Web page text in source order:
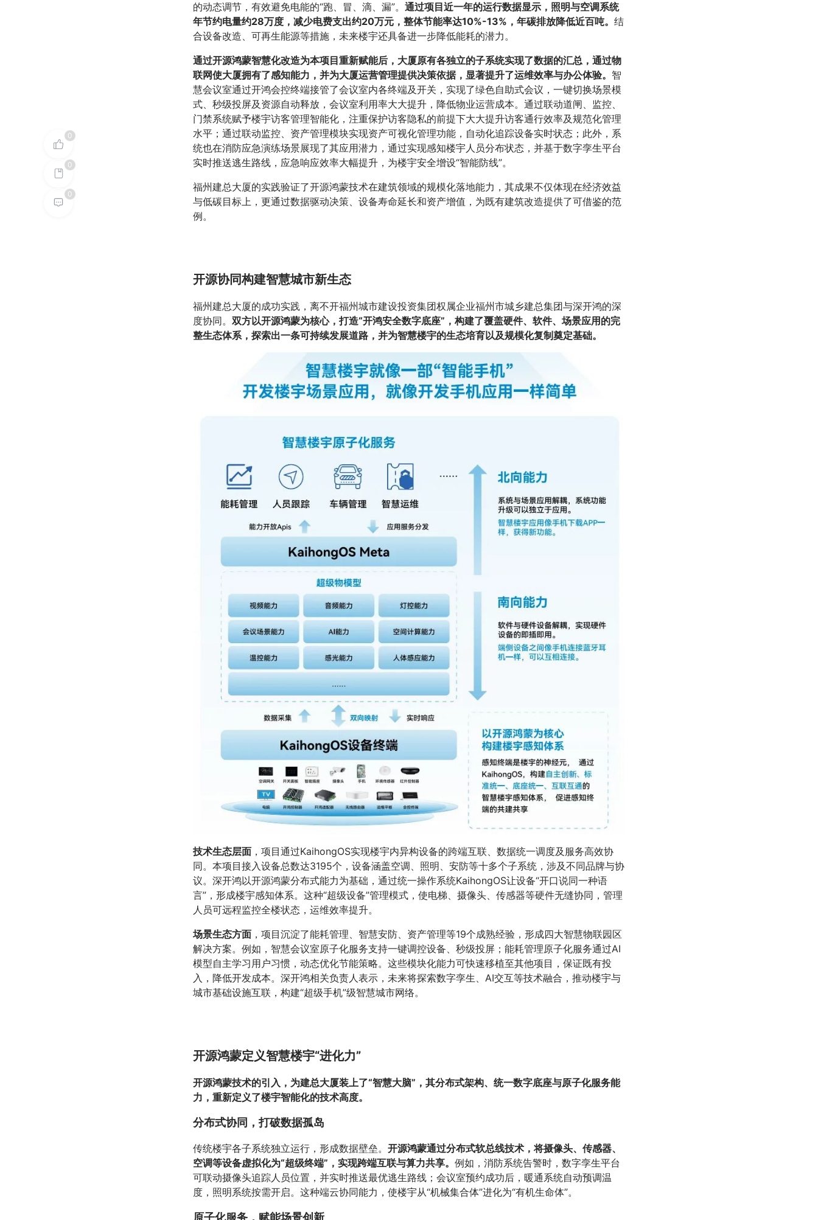
0
0
0
的动态调节，有效避免电能的“跑、冒、滴、漏”。 通过项目近一年的运行数据显示，照明与空调系统
年节约电量约28万度，减少电费支出约20万元，整体节能率达10%-13%，年碳排放降低近百吨。 结
合设备改造、可再生能源等措施，未来楼宇还具备进一步降低能耗的潜力。
通过开源鸿蒙智慧化改造为本项目重新赋能后，大厦原有各独立的子系统实现了数据的汇总，通过物
联网使大厦拥有了感知能力，并为大厦运营管理提供决策依据，显著提升了运维效率与办公体验。 智
慧会议室通过开鸿会控终端接管了会议室内各终端及开关，实现了绿色自助式会议，一键切换场景模
式、秒级投屏及资源自动释放，会议室利用率大大提升，降低物业运营成本。通过联动道闸、监控、
门禁系统赋予楼宇访客管理智能化，注重保护访客隐私的前提下大大提升访客通行效率及规范化管理
水平；通过联动监控、资产管理模块实现资产可视化管理功能，自动化追踪设备实时状态；此外，系
统也在消防应急演练场景展现了其应用潜力，通过实现感知楼宇人员分布状态，并基于数字孪生平台
实时推送逃生路线，应急响应效率大幅提升，为楼宇安全增设“智能防线”。
福州建总大厦的实践验证了开源鸿蒙技术在建筑领域的规模化落地能力，其成果不仅体现在经济效益
与低碳目标上，更通过数据驱动决策、设备寿命延长和资产增值，为既有建筑改造提供了可借鉴的范
例。
开源协同构建智慧城市新生态
福州建总大厦的成功实践，离不开福州城市建设投资集团权属企业福州市城乡建总集团与深开鸿的深
度协同。 双方以开源鸿蒙为核心，打造“开鸿安全数字底座”，构建了覆盖硬件、软件、场景应用的完
整生态体系，探索出一条可持续发展道路，并为智慧楼宇的生态培育以及规模化复制奠定基础。
技术生态层面 ，项目通过KaihongOS实现楼宇内异构设备的跨端互联、数据统一调度及服务高效协
同。本项目接入设备总数达3195个，设备涵盖空调、照明、安防等十多个子系统，涉及不同品牌与协
议。深开鸿以开源鸿蒙分布式能力为基础，通过统一操作系统KaihongOS让设备“开口说同一种语
言”，形成楼宇感知体系。这种“超级设备”管理模式，使电梯、摄像头、传感器等硬件无缝协同，管理
人员可远程监控全楼状态，运维效率提升。
场景生态方面 ，项目沉淀了能耗管理、智慧安防、资产管理等19个成熟经验，形成四大智慧物联园区
解决方案。例如，智慧会议室原子化服务支持一键调控设备、秒级投屏；能耗管理原子化服务通过AI
模型自主学习用户习惯，动态优化节能策略。这些模块化能力可快速移植至其他项目，保证既有投
入，降低开发成本。深开鸿相关负责人表示，未来将探索数字孪生、AI交互等技术融合，推动楼宇与
城市基础设施互联，构建“超级手机”级智慧城市网络。
开源鸿蒙定义智慧楼宇“进化力”
开源鸿蒙技术的引入，为建总大厦装上了“智慧大脑”，其分布式架构、统一数字底座与原子化服务能
力，重新定义了楼宇智能化的技术高度。
分布式协同，打破数据孤岛
传统楼宇各子系统独立运行，形成数据壁垒。 开源鸿蒙通过分布式软总线技术，将摄像头、传感器、
空调等设备虚拟化为“超级终端”，实现跨端互联与算力共享。 例如，消防系统告警时，数字孪生平台
可联动摄像头追踪人员位置，并实时推送最优逃生路线；会议室预约成功后，暖通系统自动预调温
度，照明系统按需开启。这种端云协同能力，使楼宇从“机械集合体”进化为“有机生命体”。
原子化服务，赋能场景创新